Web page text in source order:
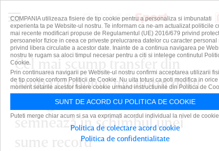
Cel mai scump transfer din
istoria clubului! Jucătorul dorit
de Gigi Becali la FCSB
semnează în schimbul unei
sume record
COMPANIA utilizeaza fisiere de tip cookie pentru a personaliza si imbunatati
experienta ta pe Website-ul nostru. Te informam ca ne-am actualizat politicile
mai recente modificari propuse de Regulamentul (UE) 2016/679 privind
persoanelor fizice in ceea ce priveste prelucrarea datelor cu caracter personal
privind libera circulatie a acestor date. Inainte de a continua navigarea pe
nostru te rugam sa aloci timpul necesar pentru a citi si intelege continutul
Cookie.
Prin continuarea navigarii pe Website-ul nostru confirmi acceptarea utilizarii
de tip cookie conform Politicii de Cookie. Nu uita totusi ca poti modifica in orice
moment setarile acestor fisiere cookie urmand instructiunile din Politica de
SUNT DE ACORD CU POLITICA DE COOKIE
Puteti merge chiar acum si sa va exprimati acordul individual la nivel de
Politica de colectare acord cookie
Politica de confidentialitate